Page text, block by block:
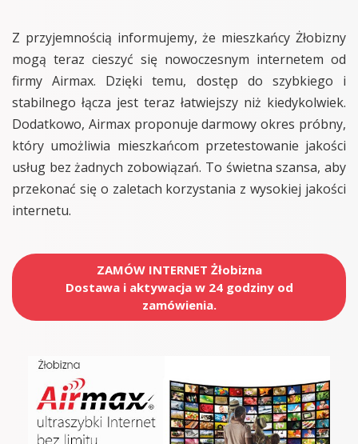
Z przyjemnością informujemy, że mieszkańcy Żłobizny
mogą teraz cieszyć się nowoczesnym internetem od
firmy Airmax. Dzięki temu, dostęp do szybkiego i
stabilnego łącza jest teraz łatwiejszy niż kiedykolwiek.
Dodatkowo, Airmax proponuje darmowy okres próbny,
który umożliwia mieszkańcom przetestowanie jakości
usług bez żadnych zobowiązań. To świetna szansa, aby
przekonać się o zaletach korzystania z wysokiej jakości
internetu.
ZAMÓW INTERNET Żłobizna
Dostawa i aktywacja w 24 godziny od
zamówienia.